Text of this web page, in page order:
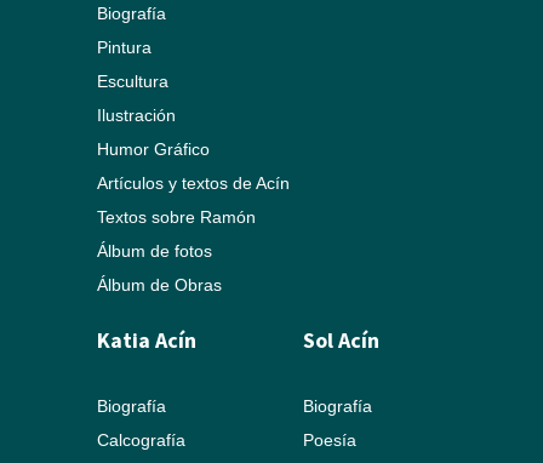
Biografía
Pintura
Escultura
Ilustración
Humor Gráfico
Artículos y textos de Acín
Textos sobre Ramón
Álbum de fotos
Álbum de Obras
Katia Acín
Biografía
Calcografía
Sol Acín
Biografía
Poesía